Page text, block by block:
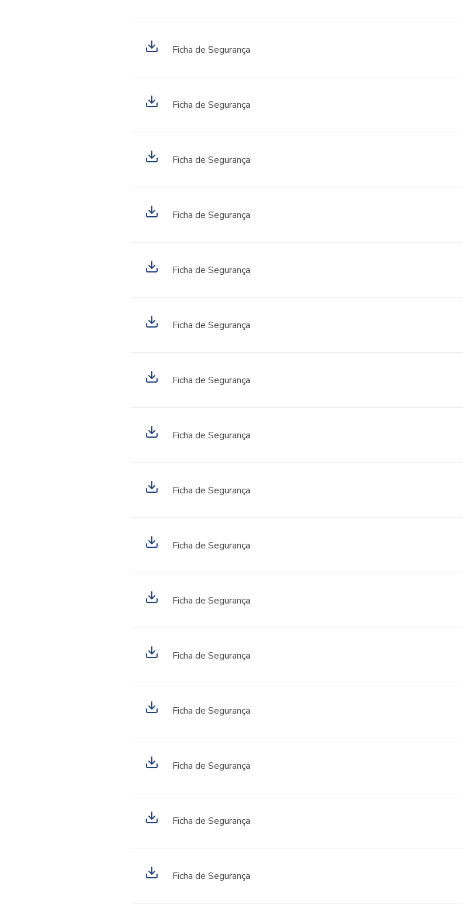
Ficha de Segurança
Ficha de Segurança
Ficha de Segurança
Ficha de Segurança
Ficha de Segurança
Ficha de Segurança
Ficha de Segurança
Ficha de Segurança
Ficha de Segurança
Ficha de Segurança
Ficha de Segurança
Ficha de Segurança
Ficha de Segurança
Ficha de Segurança
Ficha de Segurança
Ficha de Segurança